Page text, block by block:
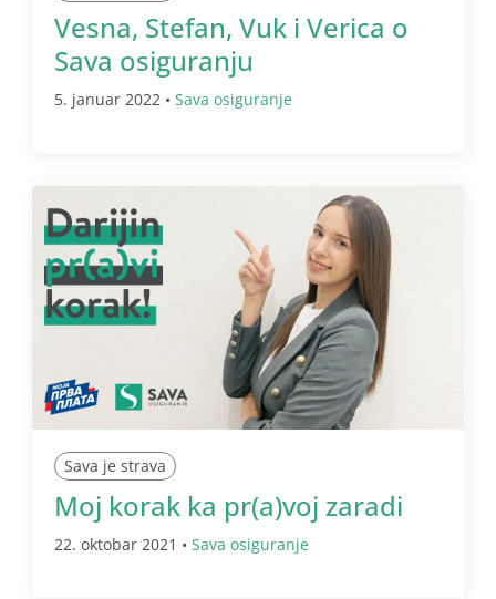
Vesna, Stefan, Vuk i Verica o
Sava osiguranju
5. januar 2022 • Sava osiguranje
Sava je strava
Moj korak ka pr(a)voj zaradi
22. oktobar 2021 • Sava osiguranje